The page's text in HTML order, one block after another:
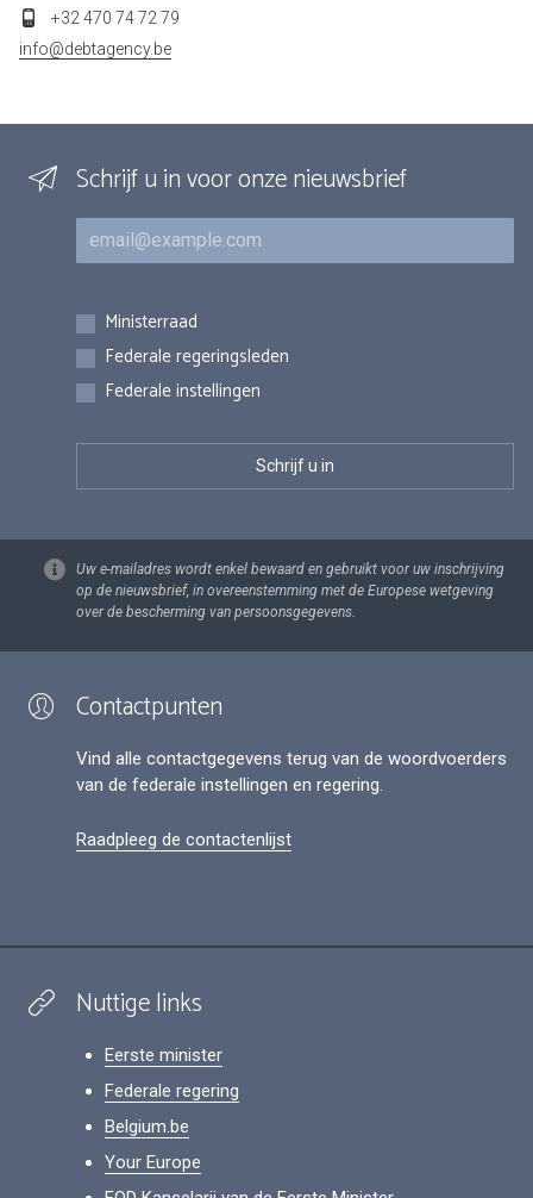
+32 470 74 72 79
info@debtagency.be
Schrijf u in voor onze nieuwsbrief
E-mail
Inschrijvingen
Ministerraad
Federale regeringsleden
Federale instellingen
Uw e-mailadres wordt enkel bewaard en gebruikt voor uw inschrijving
op de nieuwsbrief, in overeenstemming met de Europese wetgeving
over de bescherming van persoonsgegevens.
Contactpunten
Vind alle contactgegevens terug van de woordvoerders
van de federale instellingen en regering.
Raadpleeg de contactenlijst
Nuttige links
Eerste minister
Federale regering
Belgium.be
Your Europe